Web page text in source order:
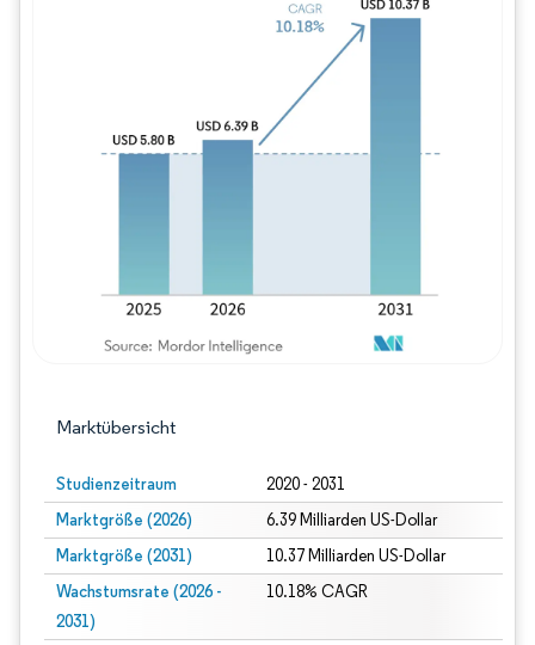
Marktübersicht
Studienzeitraum 2020 - 2031
Marktgröße (2026) 6.39 Milliarden US-Dollar
Marktgröße (2031) 10.37 Milliarden US-Dollar
Wachstumsrate (2026 -
2031)
10.18% CAGR